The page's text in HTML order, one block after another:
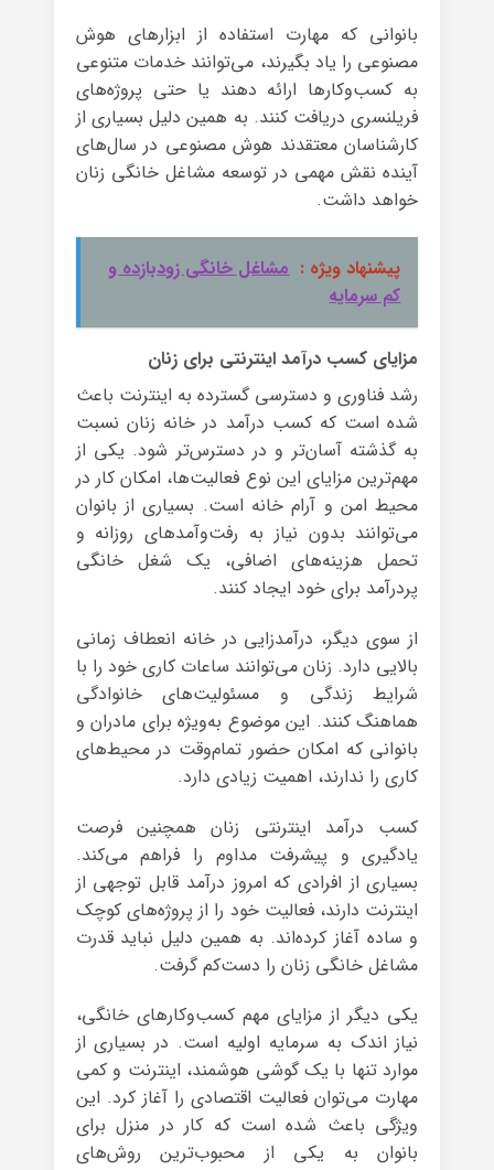
بانوانی که مهارت استفاده از ابزارهای هوش
مصنوعی را یاد بگیرند، می‌توانند خدمات متنوعی
به کسب‌وکارها ارائه دهند یا حتی پروژه‌های
فریلنسری دریافت کنند. به همین دلیل بسیاری از
کارشناسان معتقدند هوش مصنوعی در سال‌های
آینده نقش مهمی در توسعه مشاغل خانگی زنان
خواهد داشت.
پیشنهاد ویژه : مشاغل خانگی زودبازده و
کم سرمایه
مزایای کسب درآمد اینترنتی برای زنان
رشد فناوری و دسترسی گسترده به اینترنت باعث
شده است که کسب درآمد در خانه زنان نسبت
به گذشته آسان‌تر و در دسترس‌تر شود. یکی از
مهم‌ترین مزایای این نوع فعالیت‌ها، امکان کار در
محیط امن و آرام خانه است. بسیاری از بانوان
می‌توانند بدون نیاز به رفت‌وآمدهای روزانه و
تحمل هزینه‌های اضافی، یک شغل خانگی
پردرآمد برای خود ایجاد کنند.
از سوی دیگر، درآمدزایی در خانه انعطاف زمانی
بالایی دارد. زنان می‌توانند ساعات کاری خود را با
شرایط زندگی و مسئولیت‌های خانوادگی
هماهنگ کنند. این موضوع به‌ویژه برای مادران و
بانوانی که امکان حضور تمام‌وقت در محیط‌های
کاری را ندارند، اهمیت زیادی دارد.
کسب درآمد اینترنتی زنان همچنین فرصت
یادگیری و پیشرفت مداوم را فراهم می‌کند.
بسیاری از افرادی که امروز درآمد قابل توجهی از
اینترنت دارند، فعالیت خود را از پروژه‌های کوچک
و ساده آغاز کرده‌اند. به همین دلیل نباید قدرت
مشاغل خانگی زنان را دست‌کم گرفت.
یکی دیگر از مزایای مهم کسب‌وکارهای خانگی،
نیاز اندک به سرمایه اولیه است. در بسیاری از
موارد تنها با یک گوشی هوشمند، اینترنت و کمی
مهارت می‌توان فعالیت اقتصادی را آغاز کرد. این
ویژگی باعث شده است که کار در منزل برای
بانوان به یکی از محبوب‌ترین روش‌های